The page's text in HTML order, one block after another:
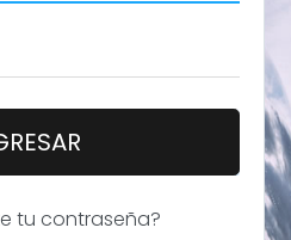
tu contraseña?